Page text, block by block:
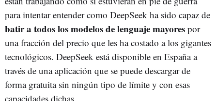
para intentar entender como DeepSeek ha sido capaz de
batir a todos los modelos de lenguaje mayores por
una fracción del precio que les ha costado a los gigantes
tecnológicos. DeepSeek está disponible en España a
través de una aplicación que se puede descargar de
forma gratuita sin ningún tipo de límite y con esas
capacidades dichas.